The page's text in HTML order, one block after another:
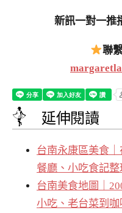
新訊一對一
聯
延伸閱讀
台南永康區美食
餐廳、小吃食記整
台南美食地圖｜
小吃、老台菜到